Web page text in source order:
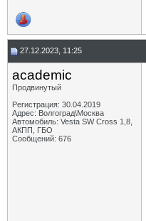
27.12.2023, 11:25
academic
Продвинутый
Регистрация: 30.04.2019
Адрес: Волгоград\Москва
Автомобиль: Vesta SW Cross 1,8,
АКПП, ГБО
Сообщений: 676